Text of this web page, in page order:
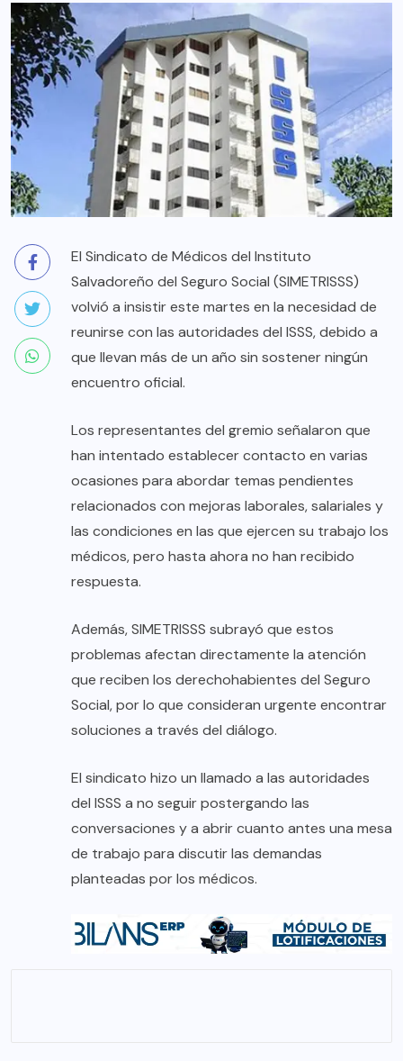
El Sindicato de Médicos del Instituto
Salvadoreño del Seguro Social (SIMETRISSS)
volvió a insistir este martes en la necesidad de
reunirse con las autoridades del ISSS, debido a
que llevan más de un año sin sostener ningún
encuentro oficial.
Los representantes del gremio señalaron que
han intentado establecer contacto en varias
ocasiones para abordar temas pendientes
relacionados con mejoras laborales, salariales y
las condiciones en las que ejercen su trabajo los
médicos, pero hasta ahora no han recibido
respuesta.
Además, SIMETRISSS subrayó que estos
problemas afectan directamente la atención
que reciben los derechohabientes del Seguro
Social, por lo que consideran urgente encontrar
soluciones a través del diálogo.
El sindicato hizo un llamado a las autoridades
del ISSS a no seguir postergando las
conversaciones y a abrir cuanto antes una mesa
de trabajo para discutir las demandas
planteadas por los médicos.